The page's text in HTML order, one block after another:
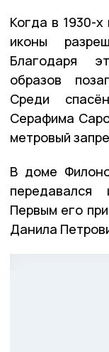
Когда в 1930-
иконы
Благодаря
образов
Среди
Серафима
метровый
В доме
Первым его
Данила